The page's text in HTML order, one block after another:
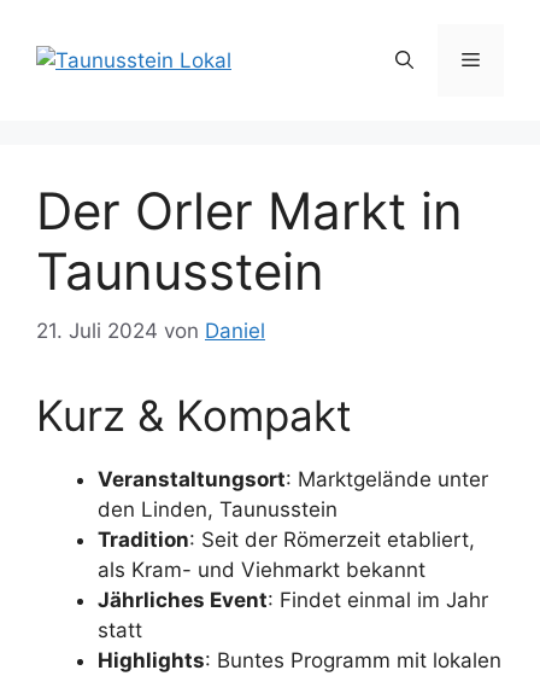
Inhalt
springen
Menü
Der Orler Markt in
Taunusstein
21. Juli 2024 von Daniel
Kurz & Kompakt
Veranstaltungsort: Marktgelände unter
den Linden, Taunusstein
Tradition: Seit der Römerzeit etabliert,
als Kram- und Viehmarkt bekannt
Jährliches Event: Findet einmal im Jahr
statt
Highlights: Buntes Programm mit lokalen